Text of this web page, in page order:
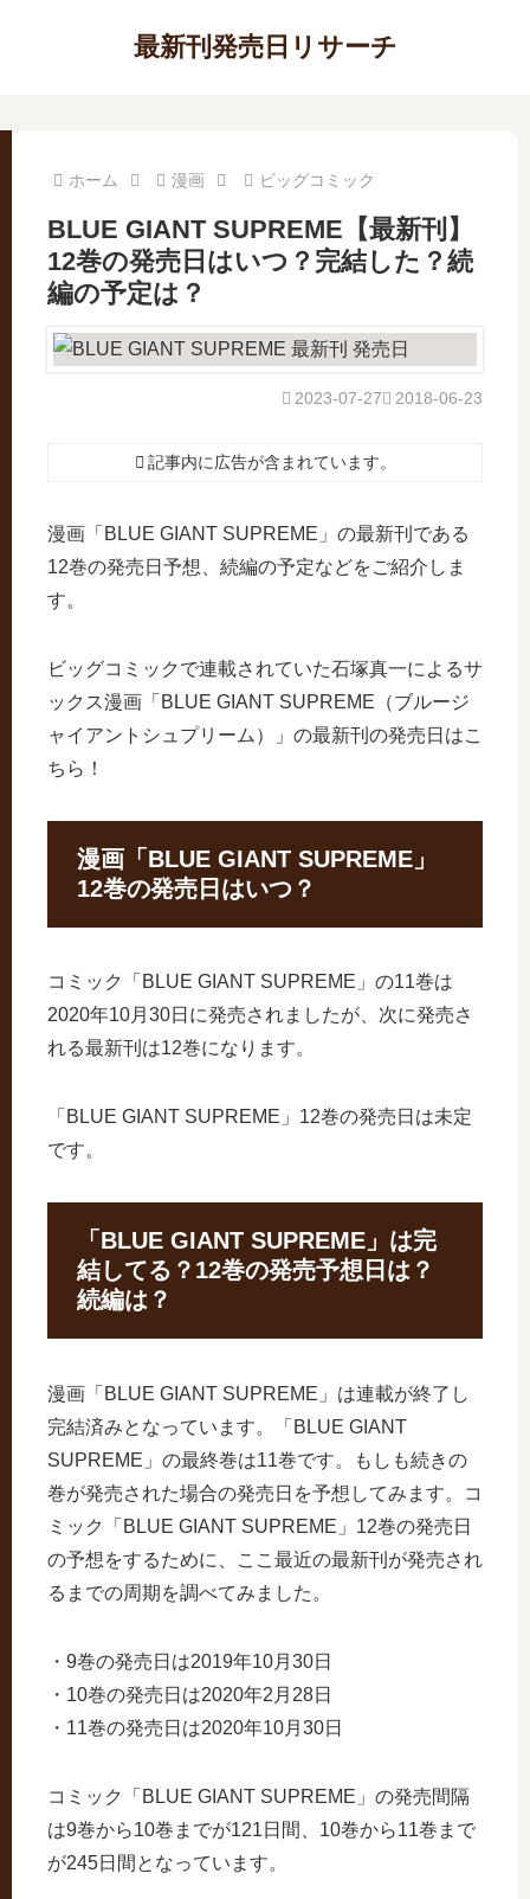
最新刊発売日リサーチ
ホーム 漫画 ビッグコミック
BLUE GIANT SUPREME【最新刊】
12巻の発売日はいつ？完結した？続
編の予定は？
2018-06-23
2023-07-27
記事内に広告が含まれています。
漫画「BLUE GIANT SUPREME」の最新刊である
12巻の発売日予想、続編の予定などをご紹介しま
す。
ビッグコミックで連載されていた石塚真一によるサ
ックス漫画「BLUE GIANT SUPREME（ブルージ
ャイアントシュプリーム）」の最新刊の発売日はこ
ちら！
漫画「BLUE GIANT SUPREME」
12巻の発売日はいつ？
コミック「BLUE GIANT SUPREME」の11巻は
2020年10月30日に発売されましたが、次に発売さ
れる最新刊は12巻になります。
「BLUE GIANT SUPREME」12巻の発売日は未定
です。
「BLUE GIANT SUPREME」は完
結してる？12巻の発売予想日は？
続編は？
漫画「BLUE GIANT SUPREME」は連載が終了し
完結済みとなっています。「BLUE GIANT
SUPREME」の最終巻は11巻です。もしも続きの
巻が発売された場合の発売日を予想してみます。コ
ミック「BLUE GIANT SUPREME」12巻の発売日
の予想をするために、ここ最近の最新刊が発売され
るまでの周期を調べてみました。
・9巻の発売日は2019年10月30日
・10巻の発売日は2020年2月28日
・11巻の発売日は2020年10月30日
コミック「BLUE GIANT SUPREME」の発売間隔
は9巻から10巻までが121日間、10巻から11巻まで
が245日間となっています。